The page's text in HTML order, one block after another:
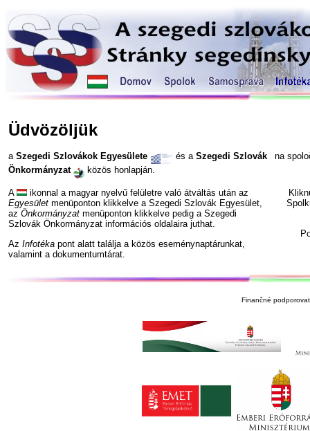
Üdvözöljük
a Szegedi Szlovákok Egyesülete és a Szegedi Szlovák
Önkormányzat
közös honlapján.
A
ikonnal a magyar nyelvű felületre való átváltás után az
Egyesület menüponton klikkelve a Szegedi Szlovák Egyesület,
az Önkormányzat menüponton klikkelve pedig a Szegedi
Szlovák Önkormányzat információs oldalaira juthat.
Az Infotéka pont alatt találja a közös eseménynaptárunkat,
valamint a dokumentumtárat.
na
Finančné